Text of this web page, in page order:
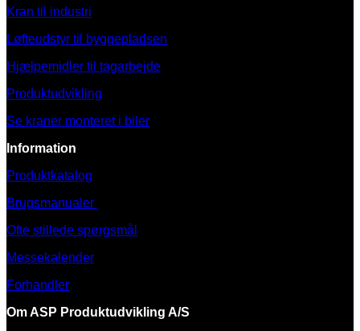
Kran til industri
Løfteudstyr til byggepladsen
Hjælpemidler til tagarbejde
Produktudvikling
Se kraner monteret i biler
Information
Produktkatalog
Brugsmanualer
Ofte stillede spørgsmål
Messekalender
Forhandler
Om ASP Produktudvikling A/S